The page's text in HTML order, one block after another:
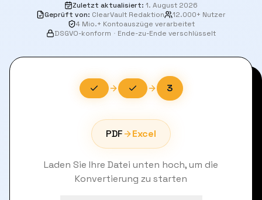
Zuletzt aktualisiert: 1. August 2026
Geprüft von: ClearVault Redaktion
12.000+ Nutzer
4 Mio.+ Kontoauszüge verarbeitet
DSGVO-konform · Ende-zu-Ende verschlüsselt
3
PDF Excel
Laden Sie Ihre Datei unten hoch, um die
Konvertierung zu starten